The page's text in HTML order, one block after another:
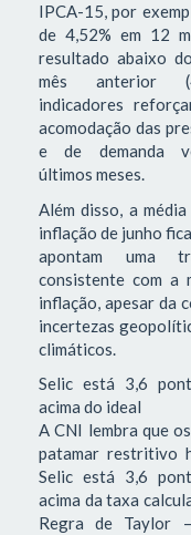
IPCA-15, por
de 4,52% em 12
resultado abaixo
mês anterior
indicadores
acomodação das
e de demanda
últimos meses.
Além disso, a
inflação de junho
apontam uma
consistente com a
inflação, apesar da
incertezas
climáticos.
Selic está 3,6
acima do ideal
A CNI lembra que
patamar restritivo
Selic está 3,6
acima da taxa
Regra de Taylor